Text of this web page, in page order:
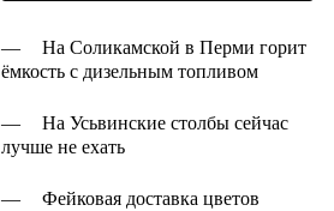
—
На Соликамской в Перми горит
ёмкость с дизельным топливом
—
На Усьвинские столбы сейчас
лучше не ехать
—
Фейковая доставка цветов